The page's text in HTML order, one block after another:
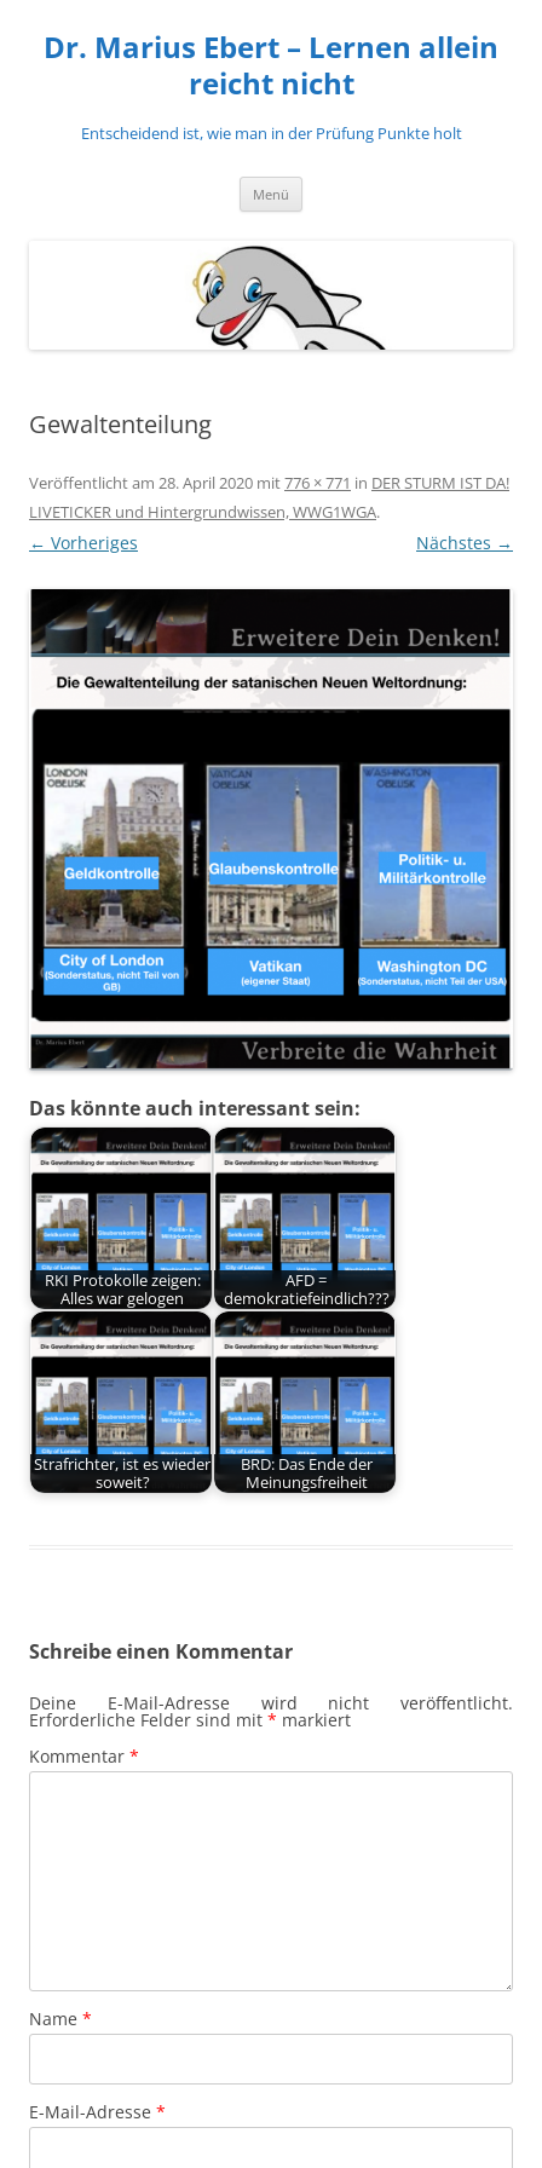
springen
Dr. Marius Ebert – Lernen allein
reicht nicht
Entscheidend ist, wie man in der Prüfung Punkte holt
Menü
Gewaltenteilung
Veröffentlicht am 28. April 2020 mit776 × 771 in DER STURM IST DA!
LIVETICKER und Hintergrundwissen, WWG1WGA.
← Vorheriges Nächstes →
Das könnte auch interessant sein:
RKI Protokolle zeigen:
Alles war gelogen
AFD =
demokratiefeindlich???
Strafrichter, ist es wieder
soweit?
BRD: Das Ende der
Meinungsfreiheit
Schreibe einen Kommentar
Deine E-Mail-Adresse wird nicht veröffentlicht.
Erforderliche Felder sind mit * markiert
Kommentar *
Name *
E-Mail-Adresse *